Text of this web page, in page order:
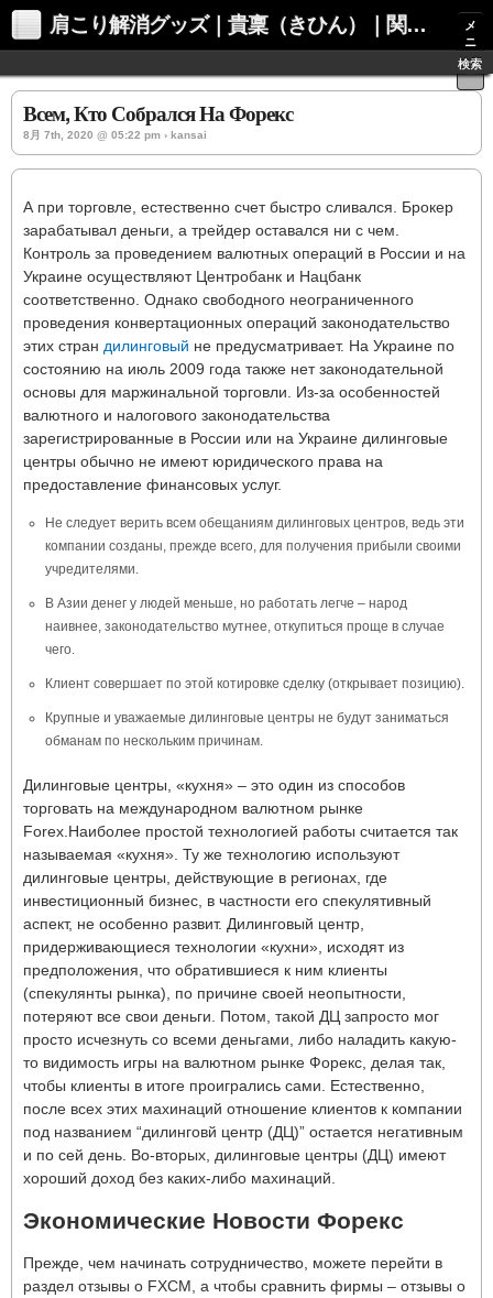
肩こり解消グッズ｜貴稟（きひん）｜関西化学株式会社
メ
ニ
ュ
ー
検索
Всем, Кто Собрался На Форекс
8月 7th, 2020 @ 05:22 pm › kansai
А при торговле, естественно счет быстро сливался. Брокер
зарабатывал деньги, а трейдер оставался ни с чем.
Контроль за проведением валютных операций в России и на
Украине осуществляют Центробанк и Нацбанк
соответственно. Однако свободного неограниченного
проведения конвертационных операций законодательство
этих стран дилинговый не предусматривает. На Украине по
состоянию на июль 2009 года также нет законодательной
основы для маржинальной торговли. Из-за особенностей
валютного и налогового законодательства
зарегистрированные в России или на Украине дилинговые
центры обычно не имеют юридического права на
предоставление финансовых услуг.
Не следует верить всем обещаниям дилинговых центров, ведь эти
компании созданы, прежде всего, для получения прибыли своими
учредителями.
В Азии денег у людей меньше, но работать легче – народ
наивнее, законодательство мутнее, откупиться проще в случае
чего.
Клиент совершает по этой котировке сделку (открывает позицию).
Крупные и уважаемые дилинговые центры не будут заниматься
обманам по нескольким причинам.
Дилинговые центры, «кухня» – это один из способов
торговать на международном валютном рынке
Forex.Наиболее простой технологией работы считается так
называемая «кухня». Ту же технологию используют
дилинговые центры, действующие в регионах, где
инвестиционный бизнес, в частности его спекулятивный
аспект, не особенно развит. Дилинговый центр,
придерживающиеся технологии «кухни», исходят из
предположения, что обратившиеся к ним клиенты
(спекулянты рынка), по причине своей неопытности,
потеряют все свои деньги. Потом, такой ДЦ запросто мог
просто исчезнуть со всеми деньгами, либо наладить какую-
то видимость игры на валютном рынке Форекс, делая так,
чтобы клиенты в итоге проигрались сами. Естественно,
после всех этих махинаций отношение клиентов к компании
под названием “дилинговй центр (ДЦ)” остается негативным
и по сей день. Во-вторых, дилинговые центры (ДЦ) имеют
хороший доход без каких-либо махинаций.
Экономические Новости Форекс
Прежде, чем начинать сотрудничество, можете перейти в
раздел отзывы о FXCM, а чтобы сравнить фирмы – отзывы о